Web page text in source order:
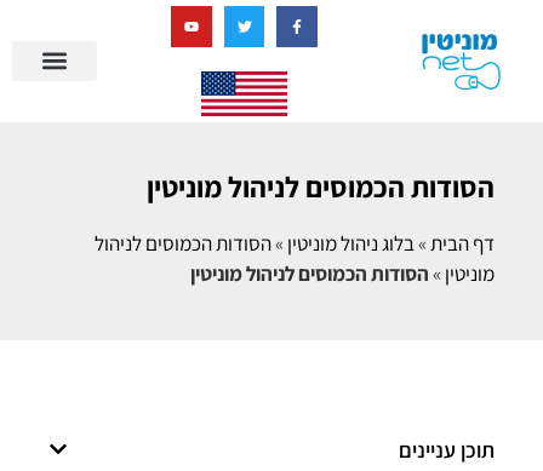
הסודות הכמוסים לניהול מוניטין
דף הבית»בלוג ניהול מוניטין »הסודות הכמוסים לניהול
מוניטין »הסודות הכמוסים לניהול מוניטין
תוכן עניינים